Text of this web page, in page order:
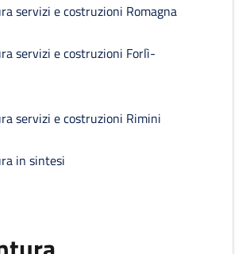
servizi e costruzioni Romagna
servizi e costruzioni Forlì-
servizi e costruzioni Rimini
in sintesi